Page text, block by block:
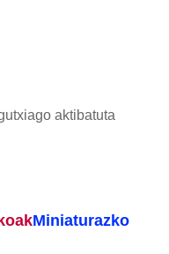
aktibatuta
Miniaturazko